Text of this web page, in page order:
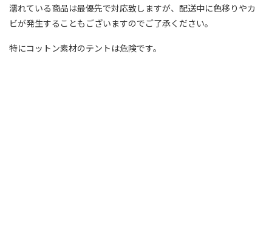
濡れている商品は最優先で対応致しますが、配送中に色移りやカ
ビが発生することもございますのでご了承ください。
特にコットン素材のテントは危険です。